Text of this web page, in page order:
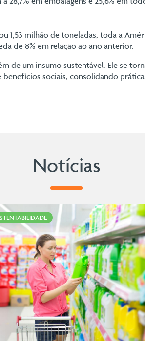
1,53 milhão de toneladas, toda a
de 8% em relação ao ano anterior.
de um insumo sustentável. Ele se
sociais, consolidando
Notícias